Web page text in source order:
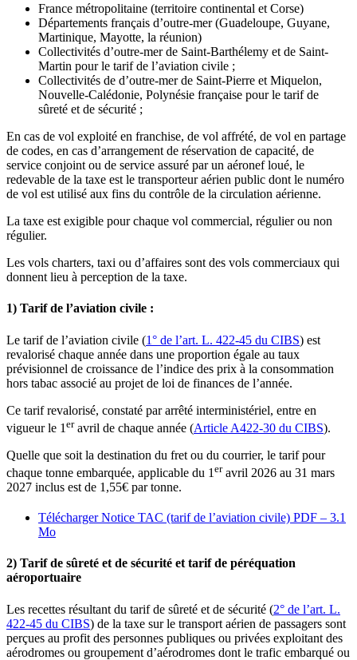
France métropolitaine (territoire continental et Corse)
Départements français d’outre-mer (Guadeloupe, Guyane,
Martinique, Mayotte, la réunion)
Collectivités d’outre-mer de Saint-Barthélemy et de Saint-
Martin pour le tarif de l’aviation civile ;
Collectivités de d’outre-mer de Saint-Pierre et Miquelon,
Nouvelle-Calédonie, Polynésie française pour le tarif de
sûreté et de sécurité ;
En cas de vol exploité en franchise, de vol affrété, de vol en partage
de codes, en cas d’arrangement de réservation de capacité, de
service conjoint ou de service assuré par un aéronef loué, le
redevable de la taxe est le transporteur aérien public dont le numéro
de vol est utilisé aux fins du contrôle de la circulation aérienne.
La taxe est exigible pour chaque vol commercial, régulier ou non
régulier.
Les vols charters, taxi ou d’affaires sont des vols commerciaux qui
donnent lieu à perception de la taxe.
1) Tarif de l’aviation civile :
Le tarif de l’aviation civile (1° de l’art. L. 422-45 du CIBS) est
revalorisé chaque année dans une proportion égale au taux
prévisionnel de croissance de l’indice des prix à la consommation
hors tabac associé au projet de loi de finances de l’année.
Ce tarif revalorisé, constaté par arrêté interministériel, entre en
vigueur le 1 eravril de chaque année (Article A422-30 du CIBS).
Quelle que soit la destination du fret ou du courrier, le tarif pour
chaque tonne embarquée, applicable du 1 eravril 2026 au 31 mars
2027 inclus est de 1,55€ par tonne.
Télécharger Notice TAC (tarif de l’aviation civile) PDF – 3.1
Mo
2) Tarif de sûreté et de sécurité et tarif de péréquation
aéroportuaire
Les recettes résultant du tarif de sûreté et de sécurité (2° de l’art. L.
422-45 du CIBS) de la taxe sur le transport aérien de passagers sont
perçues au profit des personnes publiques ou privées exploitant des
aérodromes ou groupement d’aérodromes dont le trafic embarqué ou